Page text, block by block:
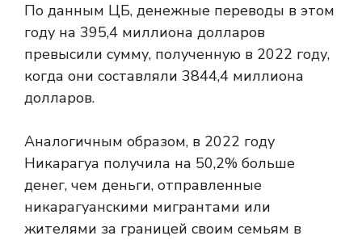
По данным ЦБ, денежные переводы в этом
году на 395,4 миллиона долларов
превысили сумму, полученную в 2022 году,
когда они составляли 3844,4 миллиона
долларов.
Аналогичным образом, в 2022 году
Никарагуа получила на 50,2% больше
денег, чем деньги, отправленные
никарагуанскими мигрантами или
жителями за границей своим семьям в